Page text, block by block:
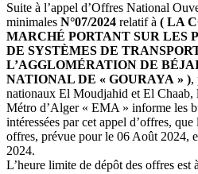
Suite à l’appel d’Offres National
minimales N°07/2024 relatif à ( LA
MARCHÉ PORTANT SUR LES
DE SYSTÈMES DE
L’AGGLOMÉRATION DE
NATIONAL DE « GOURAYA » ),
nationaux El Moudjahid et El Chaab,
Métro d’Alger « EMA » informe les
intéressées par cet appel d’offres,
offres, prévue pour le 06 Août 2024,
2024.
L’heure limite de dépôt des offres est